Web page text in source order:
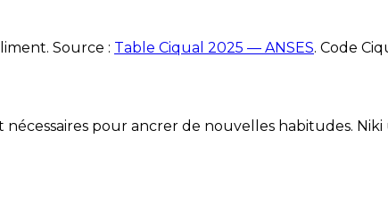
Source : Table Ciqual 2025 — ANSES. Code
pour ancrer de nouvelles habitudes.